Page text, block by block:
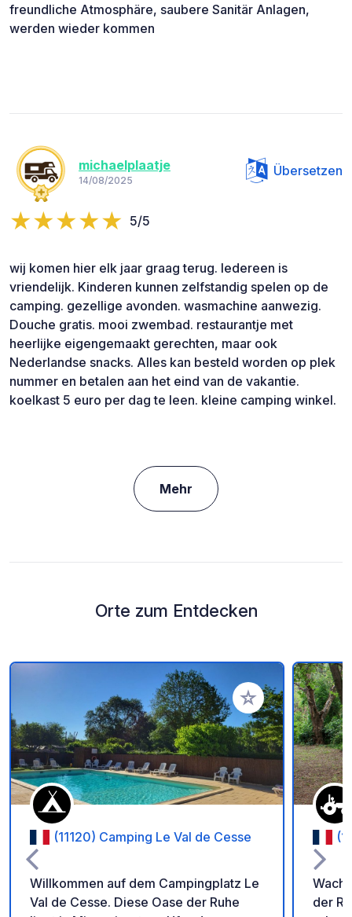
freundliche Atmosphäre, saubere Sanitär Anlagen,
werden wieder kommen
michaelplaatje
14/08/2025
Übersetzen
5/5
wij komen hier elk jaar graag terug. Iedereen is
vriendelijk. Kinderen kunnen zelfstandig spelen op de
camping. gezellige avonden. wasmachine aanwezig.
Douche gratis. mooi zwembad. restaurantje met
heerlijke eigengemaakt gerechten, maar ook
Nederlandse snacks. Alles kan besteld worden op plek
nummer en betalen aan het eind van de vakantie.
koelkast 5 euro per dag te leen. kleine camping winkel.
Mehr
Orte zum Entdecken
Zu Ihren Favoriten
(11120) Camping Le Val de Cesse
Willkommen auf dem Campingplatz Le
Val de Cesse. Diese Oase der Ruhe
der